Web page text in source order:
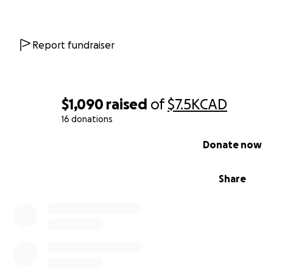
$1,090 raised of$7.5KCAD
16 donations
Share
Donate now
Report fundraiser